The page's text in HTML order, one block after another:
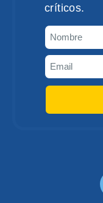
críticos.